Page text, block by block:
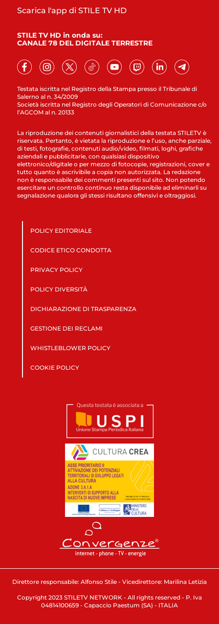
Testata iscritta nel Registro della Stampa presso il Tribunale di
Salerno al n. 34/2009
Società iscritta nel Registro degli Operatori di Comunicazione c/o
l’AGCOM al n. 20133
Scarica l'app di STILE TV HD
STILE TV HD in onda su:
CANALE 78 DEL DIGITALE TERRESTRE
La riproduzione dei contenuti giornalistici della testata STILETV è
riservata. Pertanto, è vietata la riproduzione e l’uso, anche parziale,
di testi, fotografie, contenuti audio/video, filmati, loghi, grafiche
aziendali e pubblicitarie, con qualsiasi dispositivo
elettronico/digitale o per mezzo di fotocopie, registrazioni, cover e
tutto quanto è ascrivibile a copia non autorizzata. La redazione
non è responsabile dei commenti presenti sul sito. Non potendo
esercitare un controllo continuo resta disponibile ad eliminarli su
segnalazione qualora gli stessi risultano offensivi e oltraggiosi.
POLICY EDITORIALE
CODICE ETICO CONDOTTA
PRIVACY POLICY
POLICY DIVERSITÀ
DICHIARAZIONE DI TRASPARENZA
GESTIONE DEI RECLAMI
WHISTLEBLOWER POLICY
COOKIE POLICY
Direttore responsabile: Alfonso Stile - Vicedirettore: Marilina Letizia
Copyright 2023 STILETV NETWORK - All rights reserved - P. Iva
04814100659 - Capaccio Paestum (SA) - ITALIA